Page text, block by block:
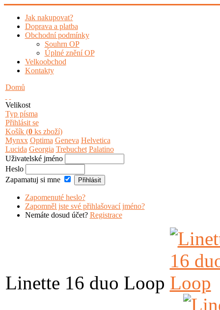
Jak nakupovat?
Doprava a platba
Obchodní podmínky
Souhrn OP
Úplné znění OP
Velkoobchod
Kontakty
Domů
Velikost
Typ písma
Přihlásit se
Košík (0ks zboží)
Mynxx Optima Geneva Helvetica
Lucida Georgia Trebuchet Palatino
Uživatelské jméno
Heslo
Zapamatuj si mne
Zapomenuté heslo?
Zapomněl jste své přihlašovací jméno?
Nemáte dosud účet? Registrace
Linette 16 duo Loop